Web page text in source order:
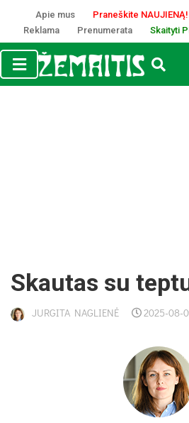
Apie mus
Praneškite NAUJIENĄ!
Reklama
Prenumerata Skaityti
Skau­tas su
JURGITA NAGLIENĖ 2025-08-